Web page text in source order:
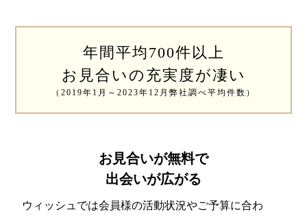
特定商取引法の表記につい年間平均700件以上
お見合いの充実度が凄い
（2019年1月～2023年12月弊社調べ平均件数）
お見合いが無料で
出会いが広がる
ウィッシュでは会員様の活動状況やご予算に合わ